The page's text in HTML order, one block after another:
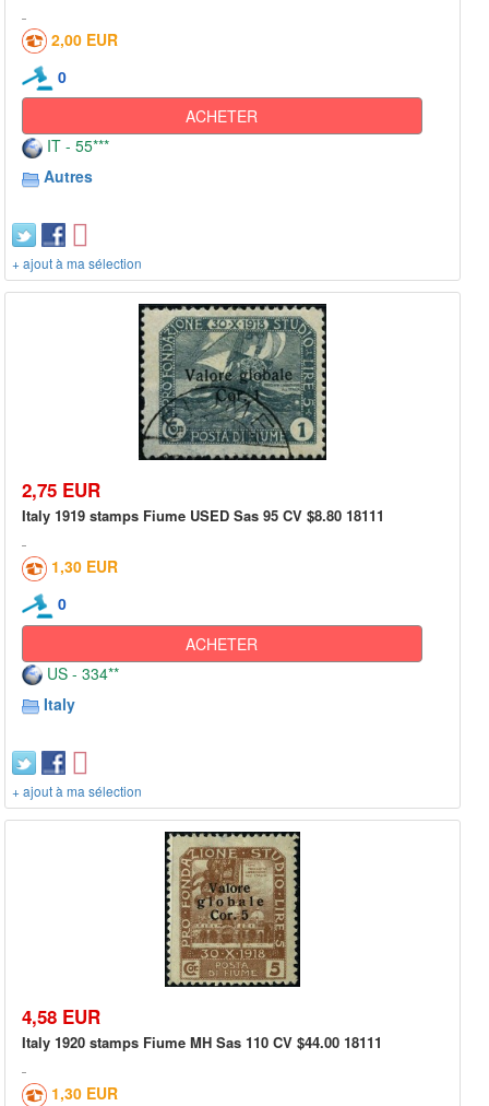
2,00 EUR
0
ACHETER
IT - 55***
Autres
+ ajout à ma sélection
2,75 EUR
Italy 1919 stamps Fiume USED Sas 95 CV $8.80 18111
1,30 EUR
0
ACHETER
US - 334**
Italy
+ ajout à ma sélection
4,58 EUR
Italy 1920 stamps Fiume MH Sas 110 CV $44.00 18111
1,30 EUR